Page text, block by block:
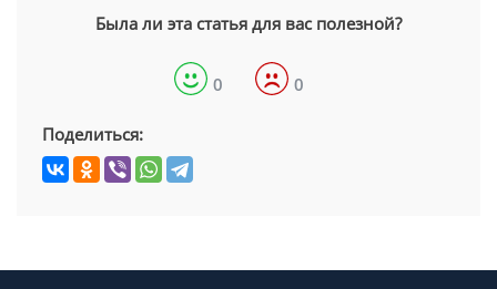
Была ли эта статья для вас полезной?
0 0
Поделиться: